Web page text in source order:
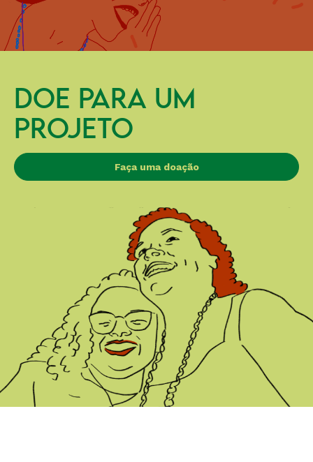
DOE PARA UM
PROJETO
Faça uma doação